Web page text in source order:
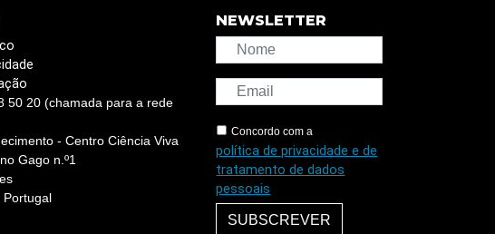
50 20 (chamada para a rede
- Centro Ciência Viva
Gago n.º1
Portugal
NEWSLETTER
Concordo com a
política de privacidade e de
tratamento de dados
pessoais
SUBSCREVER